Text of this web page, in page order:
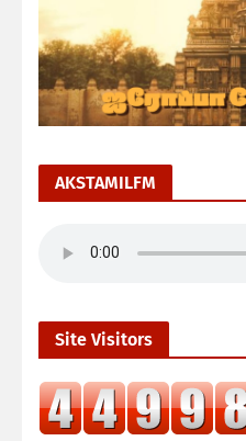
AKSTAMILFM
Site Visitors